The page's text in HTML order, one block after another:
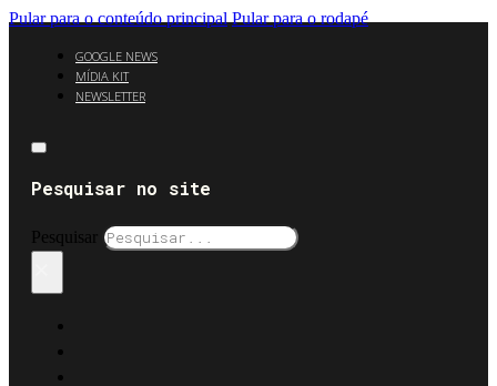
Pular para o conteúdo principal Pular para o rodapé
GOOGLE NEWS
MÍDIA KIT
NEWSLETTER
Pesquisar no site
Pesquisar